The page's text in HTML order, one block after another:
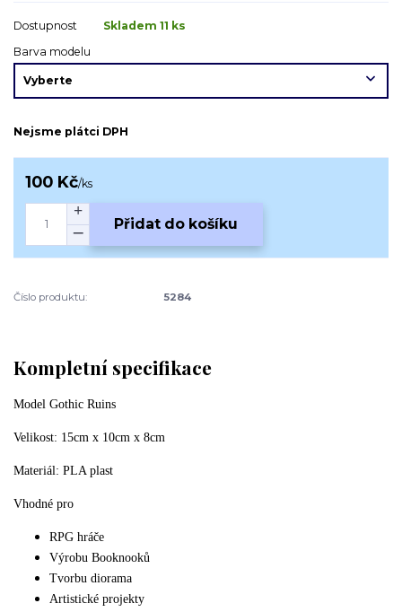
Dostupnost
Skladem 11 ks
Barva modelu
Nejsme plátci DPH
100 Kč/ks
Přidat do košíku
Číslo produktu: 5284
Kompletní specifikace
Model Gothic Ruins
Velikost: 15cm x 10cm x 8cm
Materiál: PLA plast
Vhodné pro
RPG hráče
Výrobu Booknooků
Tvorbu diorama
Artistické projekty